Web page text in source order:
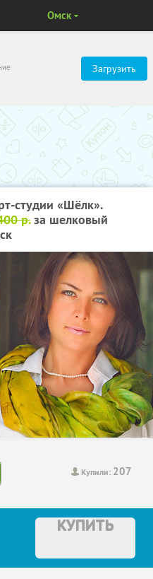
Загрузить
Омск
студии «Шёлк».
р.за шелковый
Купили: 207
КУПИТЬ